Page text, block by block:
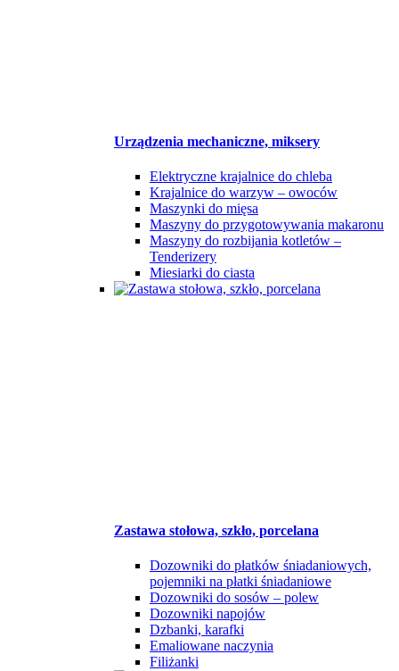
Urządzenia mechaniczne, miksery
Elektryczne krajalnice do chleba
Krajalnice do warzyw – owoców
Maszynki do mięsa
Maszyny do przygotowywania makaronu
Maszyny do rozbijania kotletów –
Tenderizery
Miesiarki do ciasta
Zastawa stołowa, szkło, porcelana
Dozowniki do płatków śniadaniowych,
pojemniki na płatki śniadaniowe
Dozowniki do sosów – polew
Dozowniki napojów
Dzbanki, karafki
Emaliowane naczynia
Filiżanki